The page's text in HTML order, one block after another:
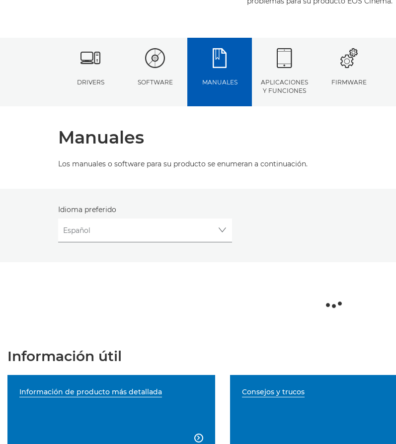
DRIVERS SOFTWARE MANUALES
APLICACIONES
Y FUNCIONES
FIRMWARE
Manuales
Los manuales o software para su producto se enumeran a continuación.
Idioma preferido
Información útil
Información de producto más detallada

Consejos y trucos